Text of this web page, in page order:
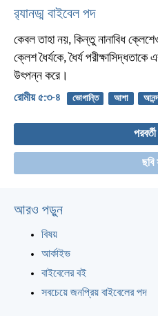
র‌্যানড্ম বাইবেল পদ
কেবল তাহা নয়, কিন্তু নানাবিধ
ক্লেশ ধৈর্যকে, ধৈর্য পরীক্ষাসিদ্ধতাকে
উৎপন্ন করে।
রোমীয় ৫:৩-৪ ভোগান্তি আশা আনন্দ
ছবি
আরও পড়ুন
বিষয়
আর্কাইভ
বাইবেলের বই
সবচেয়ে জনপ্রিয় বাইবেলের পদ